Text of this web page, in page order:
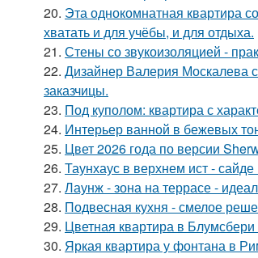
20. Эта однокомнатная квартира
хватать и для учёбы, и для отдыха.
21. Стены со звукоизоляцией -
22. Дизайнер Валерия Москалева
заказчицы.
23. Под куполом: квартира с
24. Интерьер ванной в бежевых
25. Цвет 2026 года по версии
26. Таунхаус в верхнем ист -
27. Лаунж - зона на террасе -
28. Подвесная кухня - смелое
29. Цветная квартира в
30. Яркая квартира у фонтана в